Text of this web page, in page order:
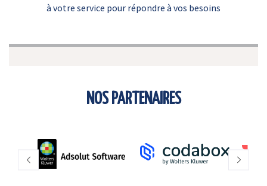
à votre service pour répondre à vos besoins
NOS PARTENAIRES